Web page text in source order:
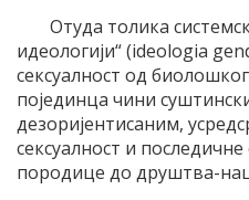
Отуда толика
идеологији“ (ideologia
сексуалност од
појединца чини
дезоријентисаним,
сексуалност и
породице до друштва-